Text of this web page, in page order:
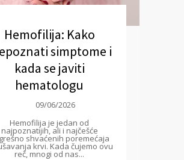
Hemofilija: Kako
simptome i
kada se javiti
hematologu
09/06/2026
Hemofilija je jedan od
najpoznatijih, ali i najčešće
shvaćenih poremećaja
krvi. Kada čujemo ovu
reč, mnogi od nas...